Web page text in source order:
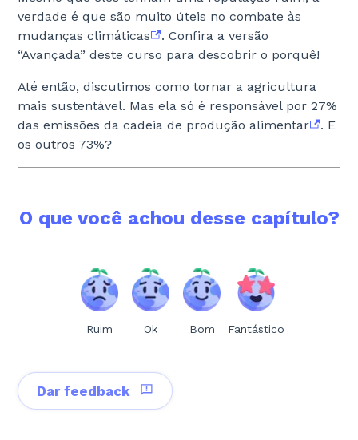
verdade é que são muito úteis no combate às
mudanças climáticas
. Confira a versão
“Avançada” deste curso para descobrir o porquê!
Até então, discutimos como tornar a agricultura
mais sustentável. Mas ela só é responsável por 27%
das emissões da cadeia de produção alimentar
. E
os outros 73%?
O que você achou desse capítulo?
Ruim Ok Bom Fantástico
Dar feedback